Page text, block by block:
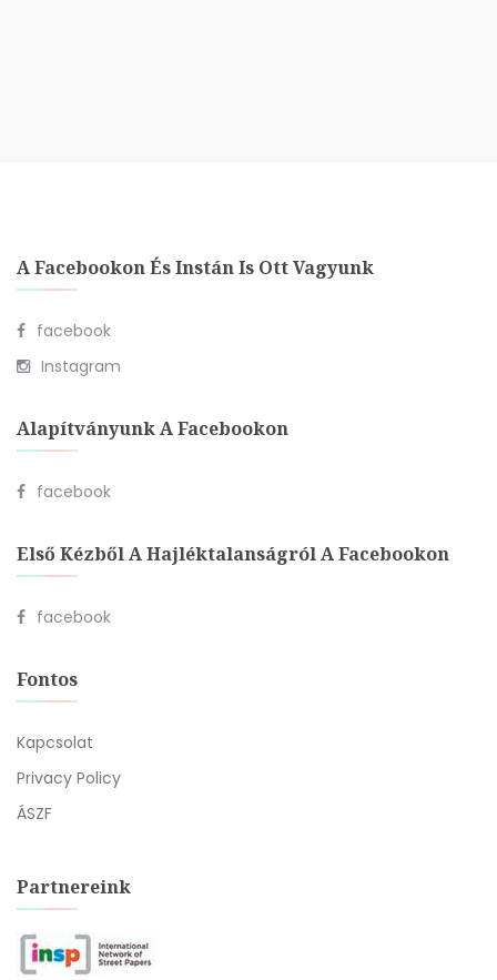
A Facebookon És Instán Is Ott Vagyunk
facebook
Instagram
Alapítványunk A Facebookon
facebook
Első Kézből A Hajléktalanságról A Facebookon
facebook
Fontos
Kapcsolat
Privacy Policy
ÁSZF
Partnereink